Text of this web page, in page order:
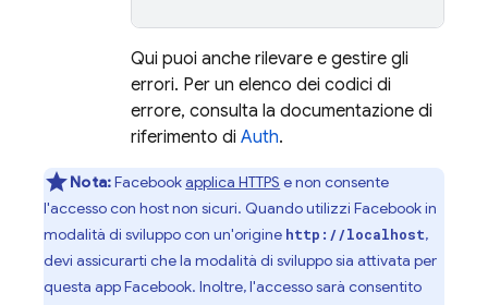
Qui puoi anche rilevare e gestire gli
errori. Per un elenco dei codici di
errore, consulta la documentazione di
riferimento di Auth.
Nota:Facebookapplica HTTPS e non consente
l'accesso con host non sicuri. Quando utilizzi Facebook in
modalità di sviluppo con un'origine http://localhost,
devi assicurarti che la modalità di sviluppo sia attivata per
questa app Facebook. Inoltre, l'accesso sarà consentito